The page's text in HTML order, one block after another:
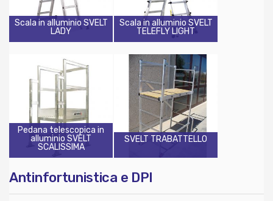
Scala in alluminio SVELT
LADY
Scala in alluminio SVELT
TELEFLY LIGHT
Pedana telescopica in
alluminio SVELT
SCALISSIMA
SVELT TRABATTELLO
Antinfortunistica e DPI